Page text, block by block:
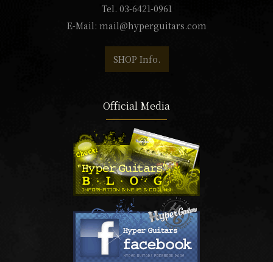
Tel. 03-6421-0961
E-Mail: mail@hyperguitars.com
SHOP Info.
Official Media